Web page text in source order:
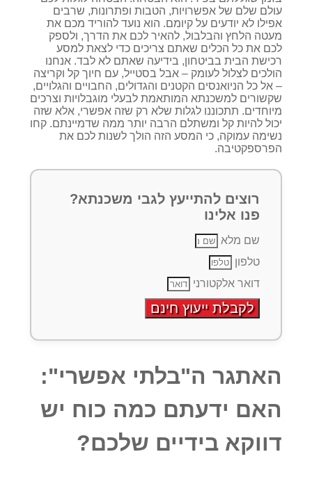
עולם שלם של אפשרויות, הטבות ופתרונות, שרבים
אפילו לא יודעים על קיומם. הוא נועד להוריד מכם את
מעטה הלחץ והבלבול, להאיר לכם את הדרך, ולספק
לכם את כל הכלים שאתם צריכים כדי לצאת למסע
רכישת הבית בביטחון, בידיעה שאתם לא לבד. אנחנו
הולכים לצלול לעומק – אבל בסטייל, עם חיוך קל וקריצה
– אל כל הניואנסים הקטנים והגדולים, החבויים והגלויים,
שקשורים למשכנתא המותאמת לבעלי מוגבלויות וצרכים
מיוחדים. תתכוננו לגלות שלא רק שזה אפשרי, אלא שזה
יכול להיות קל ומשתלם הרבה יותר ממה שדמיינתם. קחו
נשימה עמוקה, כי המסע הזה הולך לשנות לכם את
הפרספקטיבה.
רוצים להתייעץ לגבי משכנתא?
פנו אלינו
שם מלא
טלפון
דואר אלקטורני
לקבלת ייעוץ חינם
האתגר ה"בלתי אפשרי":
האם ידעתם כמה כוח יש
דווקא בידיים שלכם?